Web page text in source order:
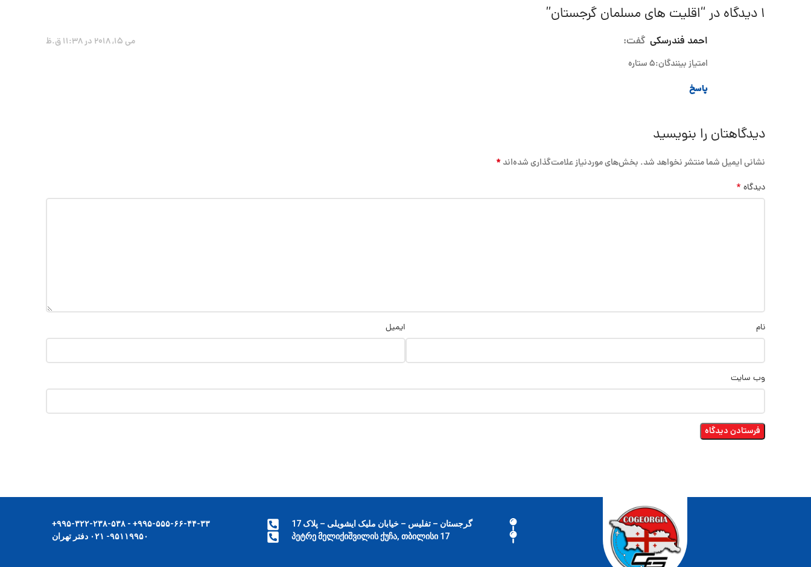
1 دیدگاه در “ اقلیت های مسلمان گرجستان”
احمد فندرسکی گفت:
می 15, 2018 در 11:38 ق.ظ
امتیاز بینندگان:5 ستاره
پاسخ
دیدگاهتان را بنویسید
نشانی ایمیل شما منتشر نخواهد شد. بخش‌های موردنیاز علامت‌گذاری شده‌اند*
دیدگاه *
نام ایمیل
وب‌ سایت
۹۹۵-۵۵۵-۶۶-۴۴-۳۳+ - ۹۹۵-۳۲۲-۲۳۸-۵۳۸+
۹۵۱۱۹۹۵۰- ۰۲۱ دفتر تهران
گرجستان – تفلیس – خیابان ملیک ایشویلی – پلاک 17
17 პეტრე მელიქიშვილის ქუჩა, თბილისი